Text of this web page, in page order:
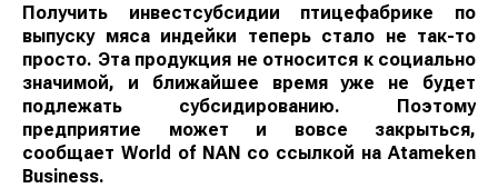
Получить инвестсубсидии птицефабрике по
выпуску мяса индейки теперь стало не так-то
просто. Эта продукция не относится к социально
значимой, и ближайшее время уже не будет
подлежать субсидированию. Поэтому
предприятие может и вовсе закрыться,
сообщает World of NAN со ссылкой на Atameken
Business.